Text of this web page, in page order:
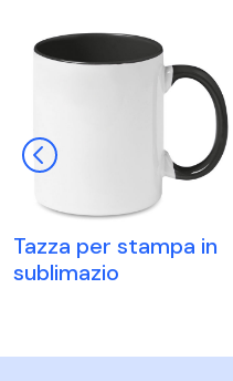
Tazza per stampa in
sublimazio